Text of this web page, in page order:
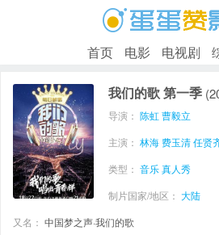
首页 电影 电视剧
我们的歌 第一季
导演： 陈虹曹毅立
主演： 林海 费玉清任贤
类型： 音乐真人秀
制片国家/地区： 大陆
又名： 中国梦之声·我们的歌